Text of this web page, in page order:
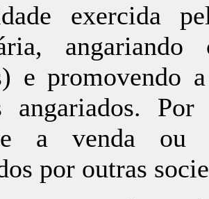
exercida
e promovendo
angariados. Por
a venda ou
por outras